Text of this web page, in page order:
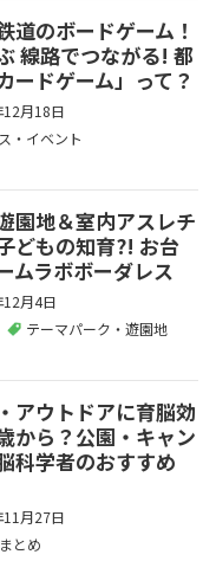
道のボードゲーム！
線路でつながる! 都
ードゲーム」って？
月18日
・イベント
園地＆室内アスレチ
どもの知育?! お台
ムラボボーダレス
月4日
テーマパーク・遊園地
アウトドアに育脳効
から？公園・キャン
科学者のおすすめ
月27日
とめ